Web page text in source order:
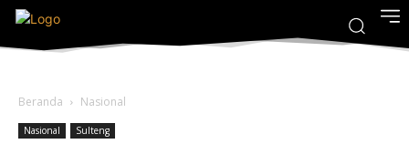
Beranda Nasional
Nasional Sulteng